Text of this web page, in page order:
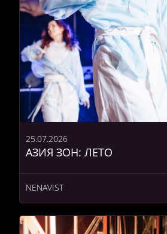
АЗИЯ ЗОН: ЛЕТО
25.07.2026
NENAVIST